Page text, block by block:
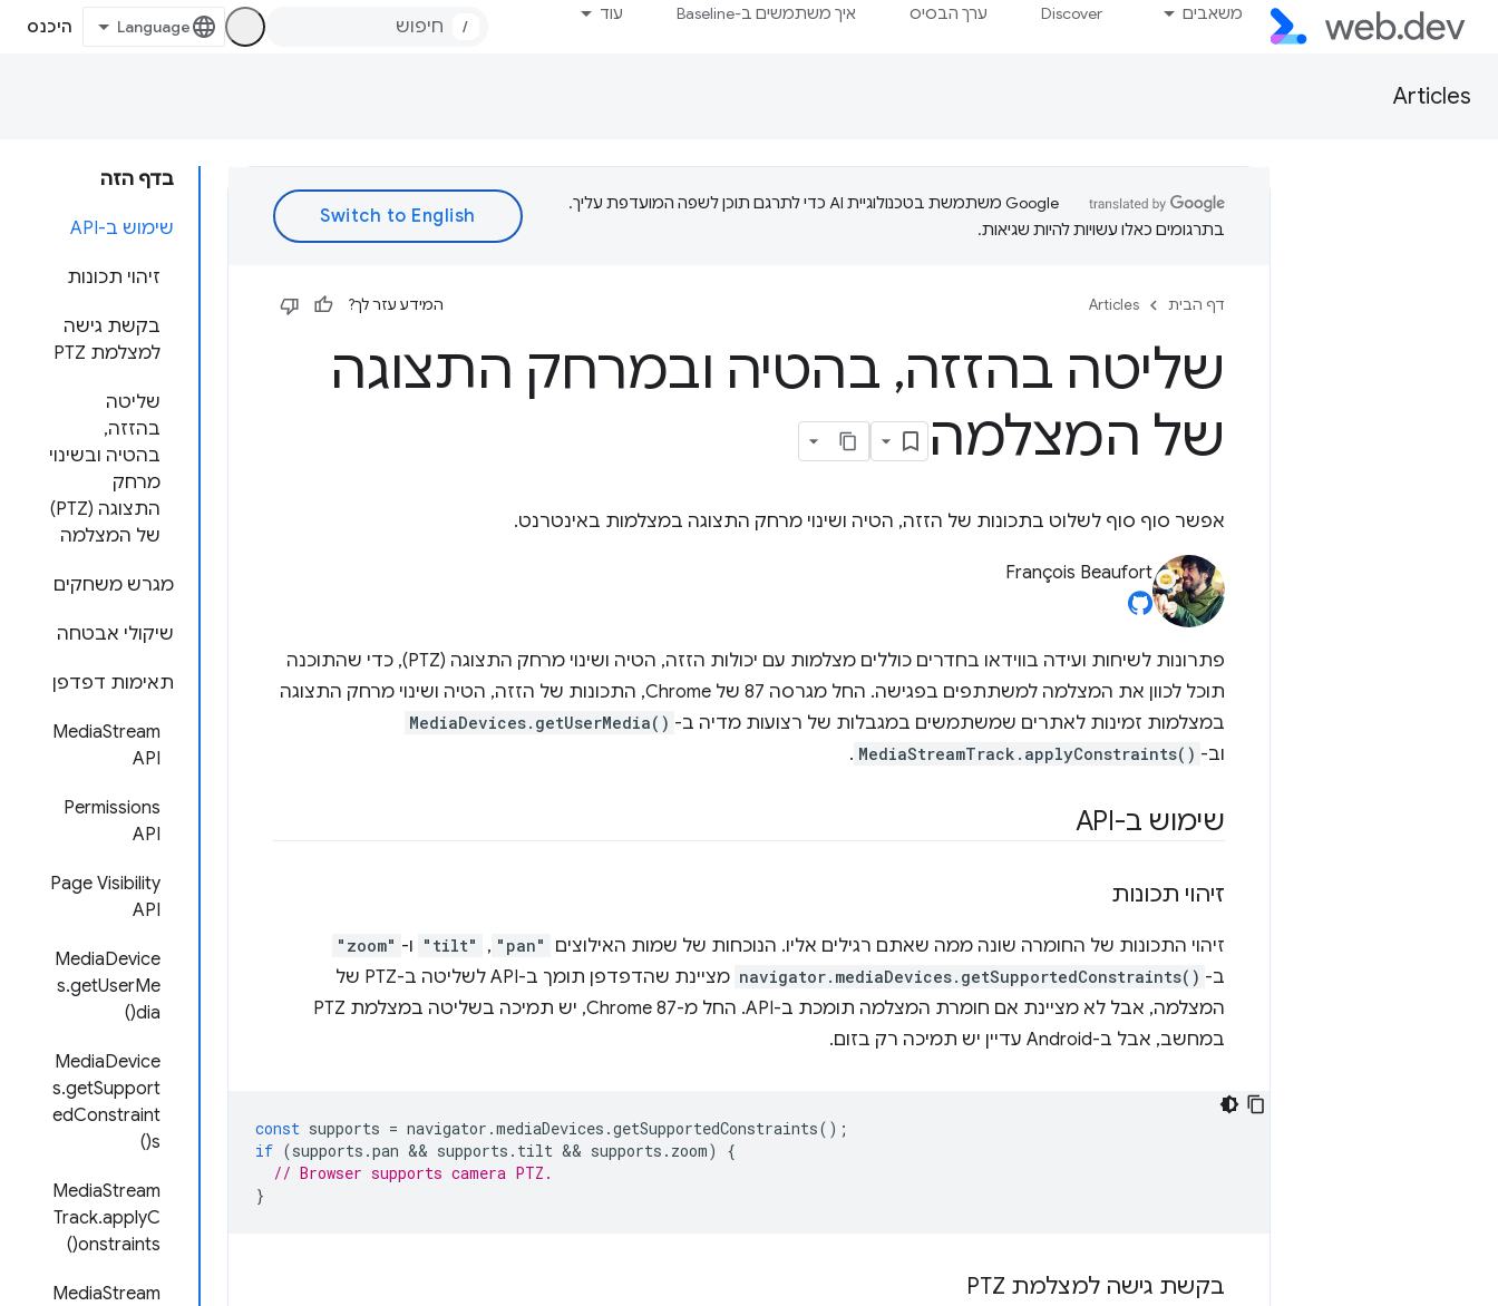
משאבים Discover ערך הבסיס איך משתמשים ב-Baseline עוד
/ היכנס
Articles
בדף הזה
שימוש ב-API
זיהוי תכונות
בקשת גישה
למצלמת PTZ
שליטה
בהזזה,
בהטיה ובשינוי
מרחק
התצוגה (PTZ)
של המצלמה
מגרש משחקים
שיקולי אבטחה
תאימות דפדפן
MediaStream
API
Permissions
API
Page Visibility
API
MediaDevice
s.getUserMe
dia()
MediaDevice
s.getSupport
edConstraint
s()
MediaStream
Track.applyC
onstraints()
MediaStream
‫Google משתמשת בטכנולוגיית AI כדי לתרגם תוכן לשפה המועדפת עליך.
בתרגומים כאלו עשויות להיות שגיאות.
דף הבית Articles המידע עזר לך?
שליטה בהזזה, בהטיה ובמרחק התצוגה
של המצלמה
אפשר סוף סוף לשלוט בתכונות של הזזה, הטיה ושינוי מרחק התצוגה במצלמות באינטרנט.
François Beaufort
פתרונות לשיחות ועידה בווידאו בחדרים כוללים מצלמות עם יכולות הזזה, הטיה ושינוי מרחק התצוגה (PTZ), כדי שהתוכנה
תוכל לכוון את המצלמה למשתתפים בפגישה. החל מגרסה 87 של Chrome, התכונות של הזזה, הטיה ושינוי מרחק התצוגה
במצלמות זמינות לאתרים שמשתמשים במגבלות של רצועות מדיה ב- MediaDevices.getUserMedia()
וב- MediaStreamTrack.applyConstraints()
.
שימוש ב-API
זיהוי תכונות
זיהוי התכונות של החומרה שונה ממה שאתם רגילים אליו. הנוכחות של שמות האילוצים "pan"
,
"tilt" ו- "zoom"
ב- navigator.mediaDevices.getSupportedConstraints()
מציינת שהדפדפן תומך ב-API לשליטה ב-PTZ של
המצלמה, אבל לא מציינת אם חומרת המצלמה תומכת ב-API. החל מ-Chrome 87, יש תמיכה בשליטה במצלמת PTZ
במחשב, אבל ב-Android עדיין יש תמיכה רק בזום.
const supports = navigator .mediaDevices .getSupportedConstraints();
if (supports .pan && supports . tilt && supports . zoom)
{
// Browser supports camera PTZ.
}
בקשת גישה למצלמת PTZ